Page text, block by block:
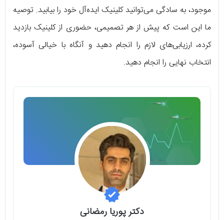
موجود، به سادگی می‌توانید کلینیک ایده‌آل خود را بیابید. توصیه
ما این است که پیش از هر تصمیمی، حضوری از کلینیک بازدید
کرده، ارزیابی‌های لازم را انجام دهید و آنگاه با خیالی آسوده،
انتخاب نهایی را انجام دهید.
دکتر پوریا رمضانی